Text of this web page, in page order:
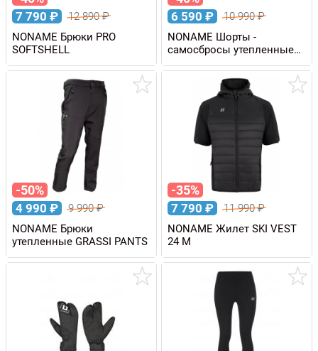
7 790 ₽ 12 890₽
NONAME Брюки PRO
SOFTSHELL
6 590 ₽ 10 990₽
NONAME Шорты -
самосбросы утепленные
SKI SHORTS
-50%
4 990 ₽ 9 990₽
NONAME Брюки
утепленные GRASSI PANTS
-35%
7 790 ₽ 11 990₽
NONAME Жилет SKI VEST
24 M